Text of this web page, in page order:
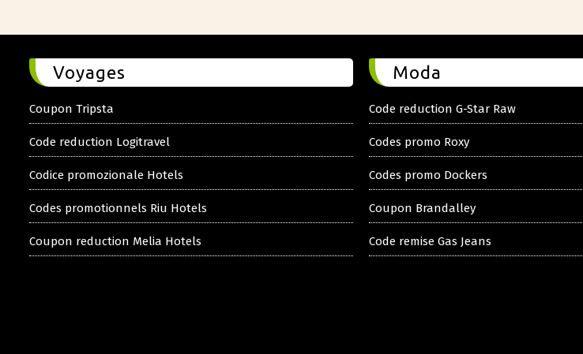
Voyages
Coupon Tripsta
Code reduction Logitravel
Codice promozionale Hotels
Codes promotionnels Riu Hotels
Coupon reduction Melia Hotels
Moda
Code reduction G-Star Raw
Codes promo Roxy
Codes promo Dockers
Coupon Brandalley
Code remise Gas Jeans